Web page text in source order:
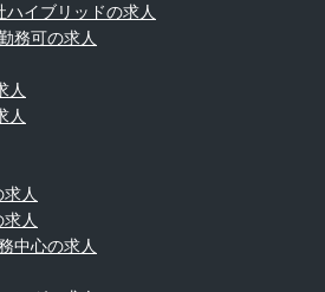
ハイブリッドの求人
務可の求人
人
人
人
人
中心の求人